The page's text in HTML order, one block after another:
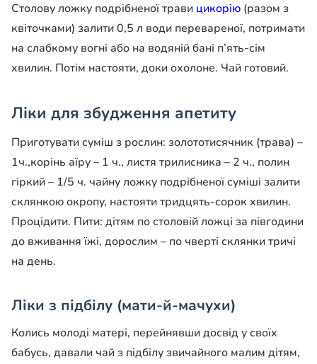
Столову ложку подрібненої трави цикорію (разом з
квіточками) залити 0,5 л води перевареної, потримати
на слабкому вогні або на водяній бані п’ять-сім
хвилин. Потім настояти, доки охолоне. Чай готовий.
Ліки для збудження апетиту
Приготувати суміш з рослин: золототисячник (трава) –
1ч.,корінь аїру – 1 ч., листя трилисника – 2 ч., полин
гіркий – 1/5 ч. чайну ложку подрібненої суміші залити
склянкою окропу, настояти тридцять-сорок хвилин.
Процідити. Пити: дітям по столовій ложці за півгодини
до вживання їжі, дорослим – по чверті склянки тричі
на день.
Ліки з підбілу (мати-й-мачухи)
Колись молоді матері, перейнявши досвід у своїх
бабусь, давали чай з підбілу звичайного малим дітям,